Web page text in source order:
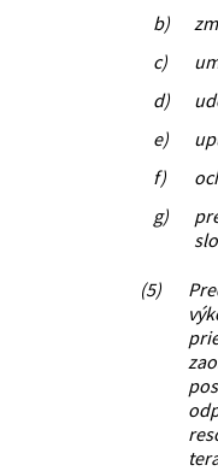
b)
c)
d)
e)
f)
g)
(5)